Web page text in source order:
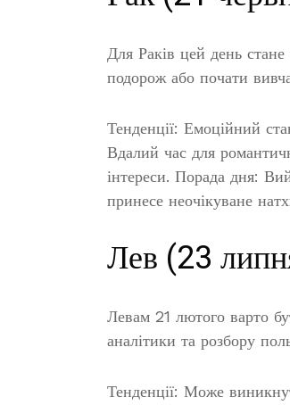
Для Раків цей день
подорож або почати
Тенденції: Емоційний
Вдалий час для
інтереси. Порада дня:
принесе неочікуване
Лев (23
Левам 21 лютого варто
аналітики та розбору
Тенденції: Може